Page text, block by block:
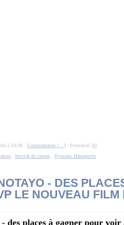
à 10:08 -Commentaires [ …] - Permalien [#]
, festival de cannes, Ryusuke Hamaguchi
- DES
LE NOUVEAU FILM